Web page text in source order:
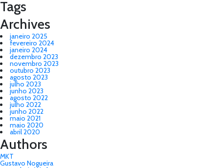
Tags
Archives
janeiro 2025
fevereiro 2024
janeiro 2024
dezembro 2023
novembro 2023
outubro 2023
agosto 2023
julho 2023
junho 2023
agosto 2022
julho 2022
junho 2022
maio 2021
maio 2020
abril 2020
Authors
MKT
Gustavo Nogueira